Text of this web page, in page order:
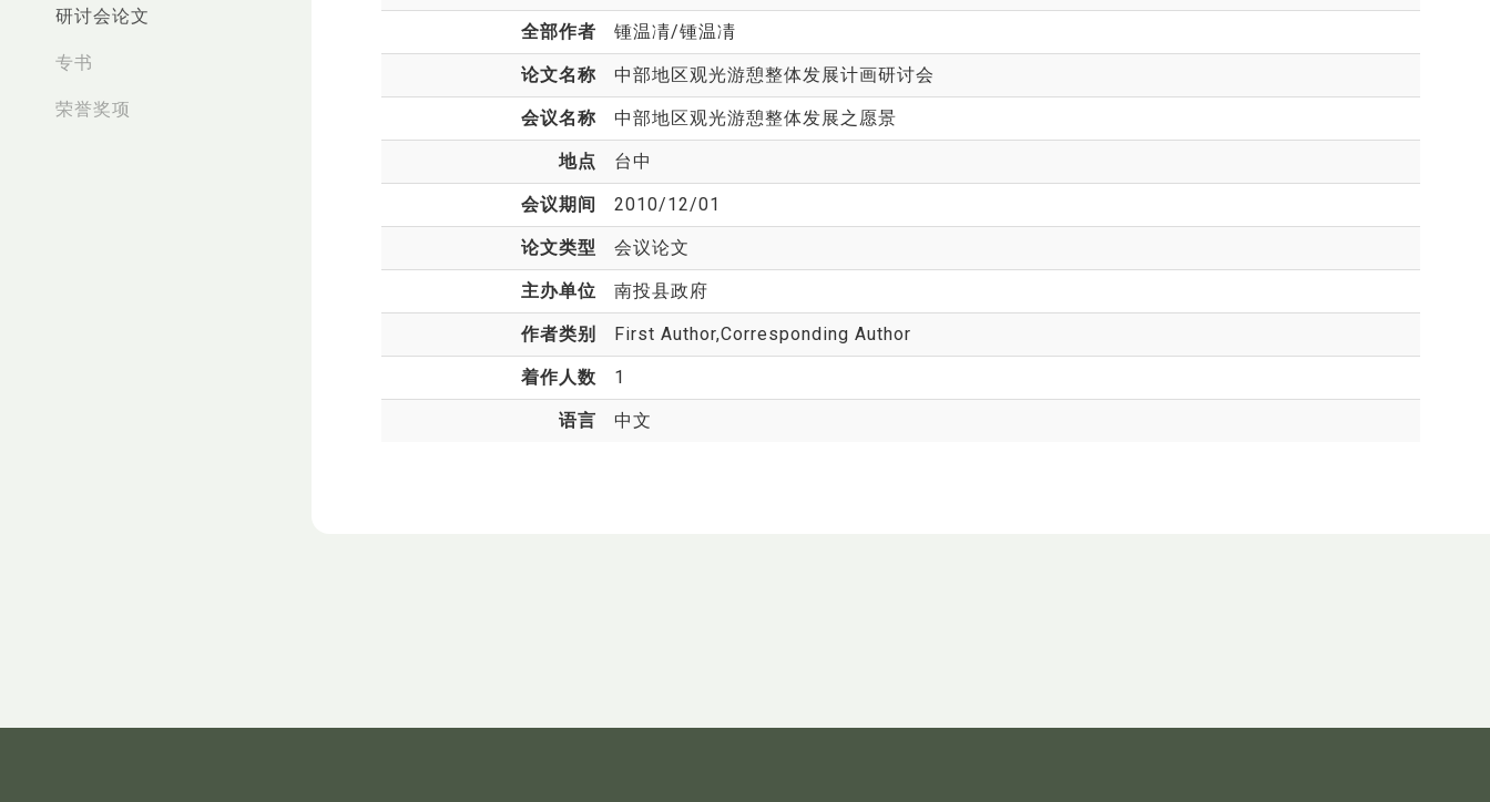
研讨会论文
专书
荣誉奖项
全部作者 锺温凊/锺温凊
论文名称 中部地区观光游憩整体发展计画研讨会
会议名称 中部地区观光游憩整体发展之愿景
地点 台中
会议期间 2010/12/01
论文类型 会议论文
主办单位 南投县政府
作者类别 First Author,Corresponding Author
着作人数 1
语言 中文